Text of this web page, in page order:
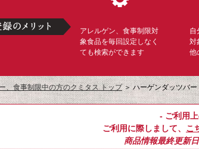
アレルゲン、食事制限対
象食品を毎回設定しなく
ても検索ができます
自
対
他
、食事制限中の方のクミタス トップ＞ハーゲンダッツバ
- ご利用
ご利用に際しまして、 こ
商品情報最終更新日